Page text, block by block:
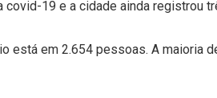
covid-19 e a cidade ainda registrou
está em 2.654 pessoas. A maioria